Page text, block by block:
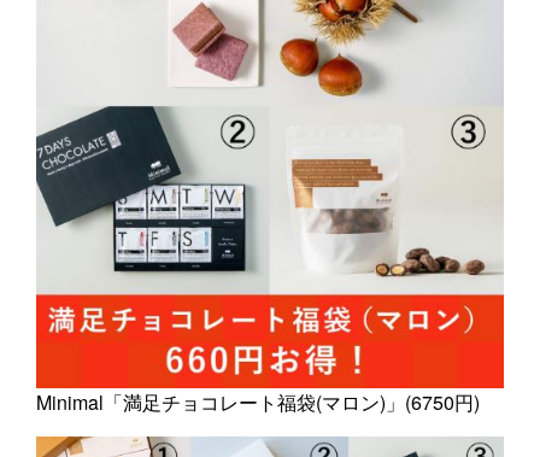
Minimal「満足チョコレート福袋(マロン)」(6750円)